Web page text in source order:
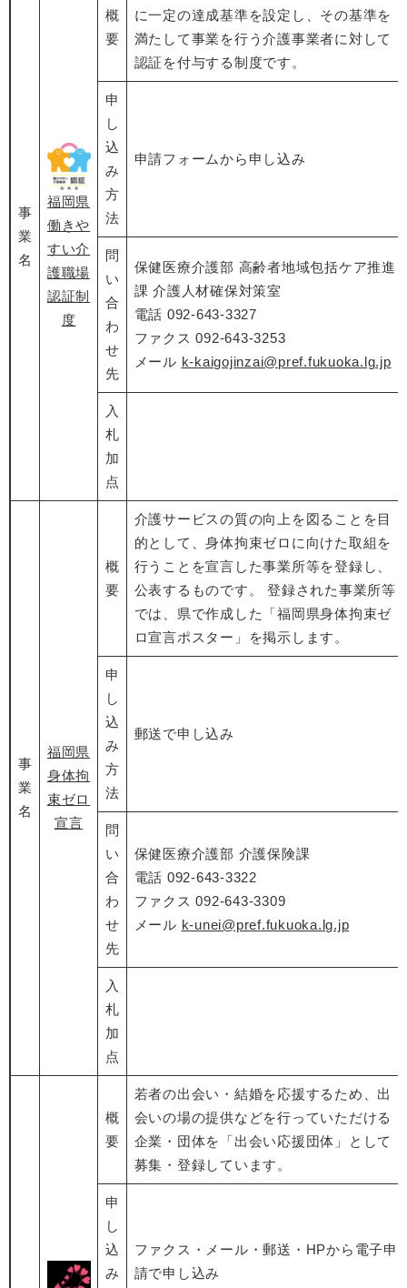
事
業
名
福岡県
働きや
すい介
護職場
認証制
度
概
要
に一定の達成基準を設定し、その基準を
満たして事業を行う介護事業者に対して
認証を付与する制度です。
申
し
込
み
方
法
申請フォームから申し込み
問
い
合
わ
せ
先
保健医療介護部 高齢者地域包括ケア推進
課 介護人材確保対策室
電話 092-643-3327
ファクス 092-643-3253
​メール k-kaigojinzai@pref.fukuoka.lg.jp
入
札
加
点
事
業
名
福岡県
身体拘
束ゼロ
宣言
概
要
介護サービスの質の向上を図ることを目
的として、身体拘束ゼロに向けた取組を
行うことを宣言した事業所等を登録し、
公表するものです。 登録された事業所等
では、県で作成した「福岡県身体拘束ゼ
ロ宣言ポスター」を掲示します。
申
し
込
み
方
法
郵送で申し込み
問
い
合
わ
せ
先
保健医療介護部 介護保険課
電話 092-643-3322
ファクス 092-643-3309
メール k-unei@pref.fukuoka.lg.jp
入
札
加
点
概
要
若者の出会い・結婚を応援するため、出
会いの場の提供などを行っていただける
企業・団体を「出会い応援団体」として
募集・登録しています。
申
し
込
み
ファクス・メール・郵送・HPから電子申
請で申し込み